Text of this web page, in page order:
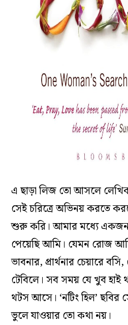
এ ছাড়া লিজ তো আসলে
সেই চরিত্রে অভিনয় করতে
শুরু করি। আমার মধ্যে
পেয়েছি আমি। যেমন রোজ
ভাবনার, প্রার্থনার চেয়ারে
টেবিলে। সব সময় যে খুব
থটস আসে। ‘নটিং হিল’ ছবির
ভুলে যাওয়ার তো কথা নয়।